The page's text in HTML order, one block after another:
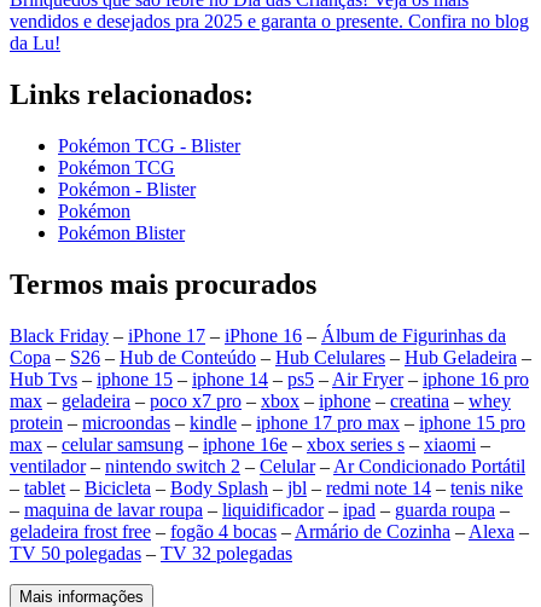
vendidos e desejados pra 2025 e garanta o presente. Confira no blog
da Lu!
Links relacionados:
Pokémon TCG - Blister
Pokémon TCG
Pokémon - Blister
Pokémon
Pokémon Blister
Termos mais procurados
Black Friday – iPhone 17 – iPhone 16 – Álbum de Figurinhas da
Copa – S26 – Hub de Conteúdo – Hub Celulares – Hub Geladeira –
Hub Tvs – iphone 15 – iphone 14 – ps5 – Air Fryer– iphone 16 pro
max – geladeira – poco x7 pro – xbox – iphone – creatina – whey
protein – microondas – kindle – iphone 17 pro max – iphone 15 pro
max – celular samsung – iphone 16e – xbox series s – xiaomi –
ventilador– nintendo switch 2 – Celular– Ar Condicionado Portátil
– tablet – Bicicleta – Body Splash – jbl – redmi note 14 – tenis nike
– maquina de lavar roupa – liquidificador– ipad – guarda roupa –
geladeira frost free – fogão 4 bocas – Armário de Cozinha – Alexa –
TV 50 polegadas – TV 32 polegadas
Mais informações